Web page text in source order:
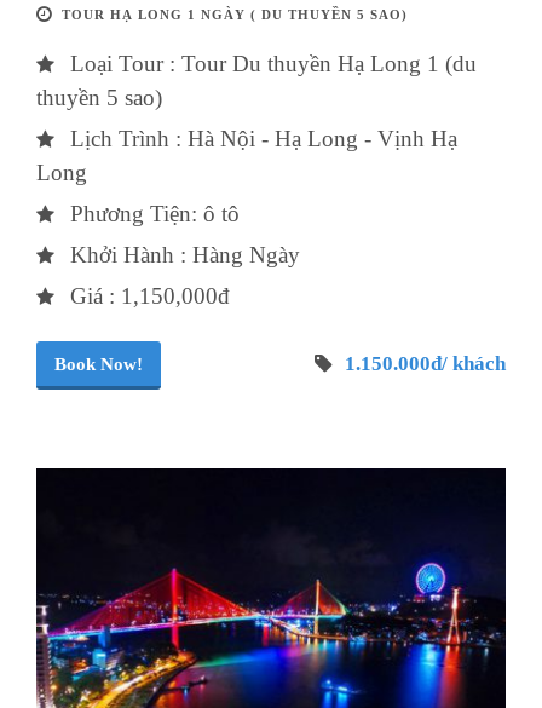
TOUR HẠ LONG 1 NGÀY ( DU THUYỀN 5 SAO)
Loại Tour : Tour Du thuyền Hạ Long 1 (du
thuyền 5 sao)
Lịch Trình : Hà Nội - Hạ Long - Vịnh Hạ
Long
Phương Tiện: ô tô
Khởi Hành : Hàng Ngày
Giá : 1,150,000đ
Book Now! 1.150.000đ/ khách